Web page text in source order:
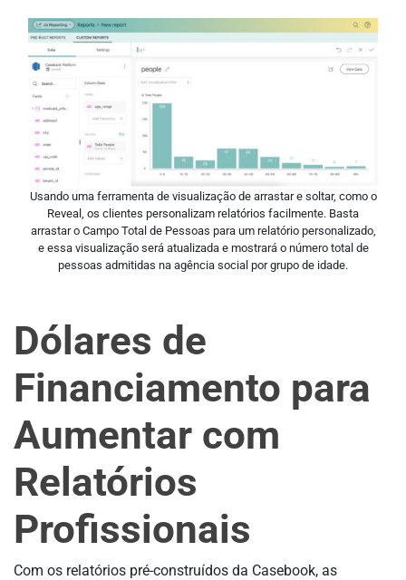
Usando uma ferramenta de visualização de arrastar e soltar, como o
Reveal, os clientes personalizam relatórios facilmente. Basta
arrastar o Campo Total de Pessoas para um relatório personalizado,
e essa visualização será atualizada e mostrará o número total de
pessoas admitidas na agência social por grupo de idade.
Dólares de
Financiamento para
Aumentar com
Relatórios
Profissionais
Com os relatórios pré-construídos da Casebook, as